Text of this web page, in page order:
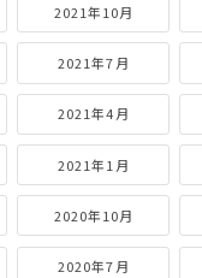
2021年10月
2021年7月
2021年4月
2021年1月
2020年10月
2020年7月